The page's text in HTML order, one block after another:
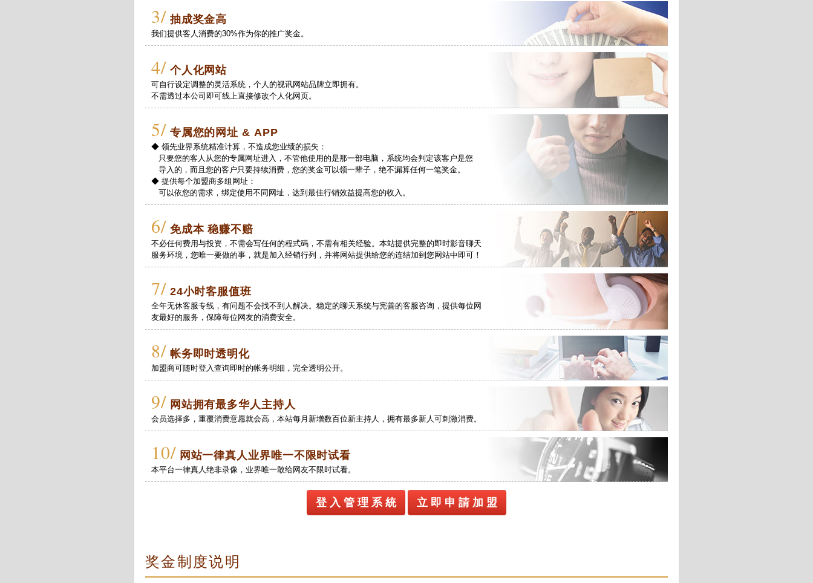
3/ 抽成奖金高
我们提供客人消费的30%作为你的推广奖金。
4/ 个人化网站
可自行设定调整的灵活系统，个人的视讯网站品牌立即拥有。
不需透过本公司即可线上直接修改个人化网页。
5/ 专属您的网址 & APP
◆ 领先业界系统精准计算，不造成您业绩的损失：
只要您的客人从您的专属网址进入，不管他使用的是那一部电脑，系统均会判定该客户是您
导入的，而且您的客户只要持续消费，您的奖金可以领一辈子，绝不漏算任何一笔奖金。
◆ 提供每个加盟商多组网址：
可以依您的需求，绑定使用不同网址，达到最佳行销效益提高您的收入。
6/ 免成本 稳赚不赔
不必任何费用与投资，不需会写任何的程式码，不需有相关经验。本站提供完整的即时影音聊天
服务环境，您唯一要做的事，就是加入经销行列，并将网站提供给您的连结加到您网站中即可！
7/ 24小时客服值班
全年无休客服专线，有问题不会找不到人解决。稳定的聊天系统与完善的客服咨询，提供每位网
友最好的服务，保障每位网友的消费安全。
8/ 帐务即时透明化
加盟商可随时登入查询即时的帐务明细，完全透明公开。
9/ 网站拥有最多华人主持人
会员选择多，重覆消费意愿就会高，本站每月新增数百位新主持人，拥有最多新人可刺激消费。
10/ 网站一律真人业界唯一不限时试看
本平台一律真人绝非录像，业界唯一敢给网友不限时试看。
登 入 管 理 系 統 立 即 申 請 加 盟
奖金制度说明